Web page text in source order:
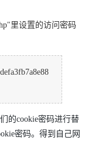
里设置的访问密码
的cookie密码进行替
密码。得到自己网